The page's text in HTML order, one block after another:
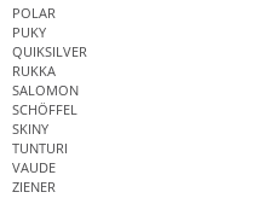
POLAR
PUKY
QUIKSILVER
RUKKA
SALOMON
SCHÖFFEL
SKINY
TUNTURI
VAUDE
ZIENER